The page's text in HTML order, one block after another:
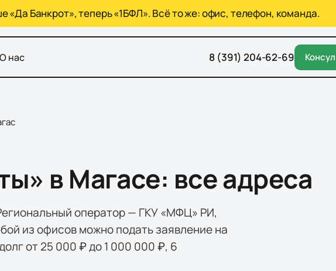
«Да Банкрот», теперь «1БФЛ». Всё то же: офис, телефон, команда.
О нас 8 (391) 204-62-69
в Магасе: все адреса
оператор — ГКУ «МФЦ» РИ,
из офисов можно подать заявление на
от 25 000 ₽ до 1 000 000 ₽, 6